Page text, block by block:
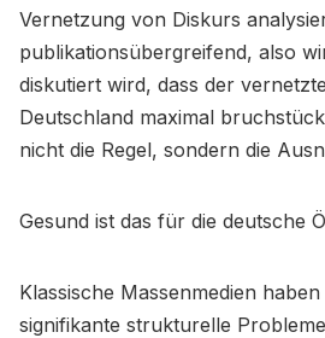
Vernetzung von Diskurs
publikationsübergreifend, also
diskutiert wird, dass der
Deutschland maximal
nicht die Regel, sondern die
Gesund ist das für die deutsche
Klassische Massenmedien
signifikante strukturelle